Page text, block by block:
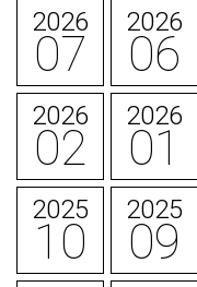
2026
07
2026
06
2026
02
2026
01
2025
10
2025
09